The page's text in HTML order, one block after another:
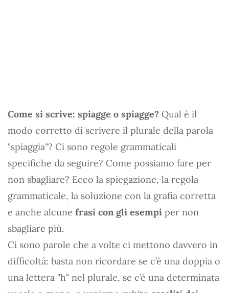
Come si scrive: spiagge o spiagge? Qual è il
modo corretto di scrivere il plurale della parola
"spiaggia"? Ci sono regole grammaticali
specifiche da seguire? Come possiamo fare per
non sbagliare? Ecco la spiegazione, la regola
grammaticale, la soluzione con la grafia corretta
e anche alcune frasi con gli esempi per non
sbagliare più.
Ci sono parole che a volte ci mettono davvero in
difficoltà: basta non ricordare se c’è una doppia o
una lettera "h" nel plurale, se c’è una determinata